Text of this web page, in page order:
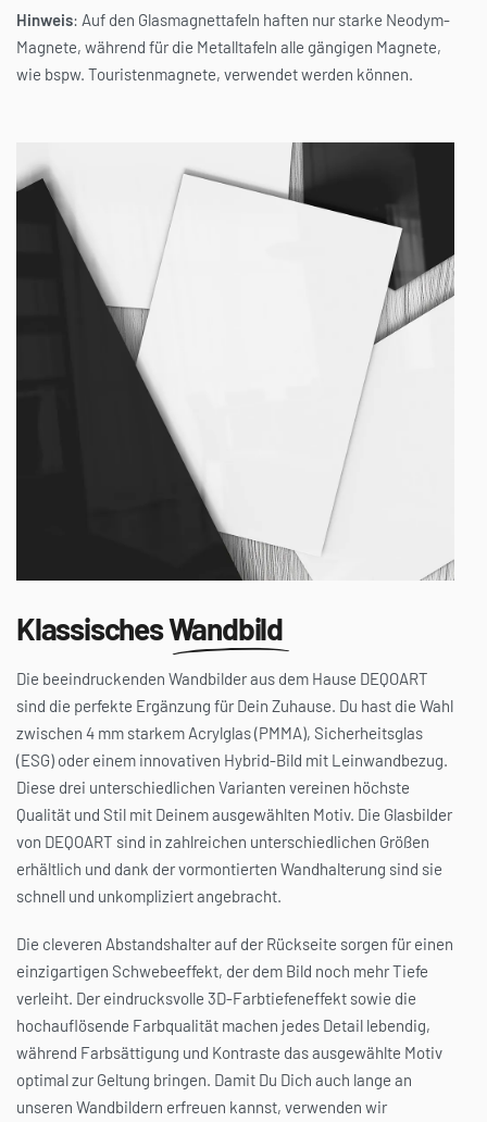
Hinweis: Auf den Glasmagnettafeln haften nur starke Neodym-
Magnete, während für die Metalltafeln alle gängigen Magnete,
wie bspw. Touristenmagnete, verwendet werden können.
KlassischesWandbild
Die beeindruckenden Wandbilder aus dem Hause DEQOART
sind die perfekte Ergänzung für Dein Zuhause. Du hast die Wahl
zwischen 4 mm starkem Acrylglas (PMMA), Sicherheitsglas
(ESG) oder einem innovativen Hybrid-Bild mit Leinwandbezug.
Diese drei unterschiedlichen Varianten vereinen höchste
Qualität und Stil mit Deinem ausgewählten Motiv. Die Glasbilder
von DEQOART sind in zahlreichen unterschiedlichen Größen
erhältlich und dank der vormontierten Wandhalterung sind sie
schnell und unkompliziert angebracht.
Die cleveren Abstandshalter auf der Rückseite sorgen für einen
einzigartigen Schwebeeffekt, der dem Bild noch mehr Tiefe
verleiht. Der eindrucksvolle 3D-Farbtiefeneffekt sowie die
hochauflösende Farbqualität machen jedes Detail lebendig,
während Farbsättigung und Kontraste das ausgewählte Motiv
optimal zur Geltung bringen. Damit Du Dich auch lange an
unseren Wandbildern erfreuen kannst, verwenden wir